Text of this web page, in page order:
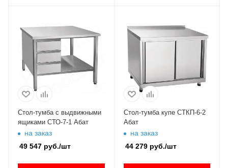
Стол-тумба с выдвижными
ящиками СТО-7-1 Абат
на заказ
49 547 руб./шт
Стол-тумба купе СТКП-6-2
Абат
на заказ
44 279руб./шт